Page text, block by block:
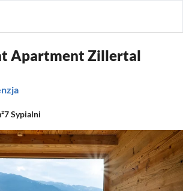
Apartment Zillertal
7Sypialni